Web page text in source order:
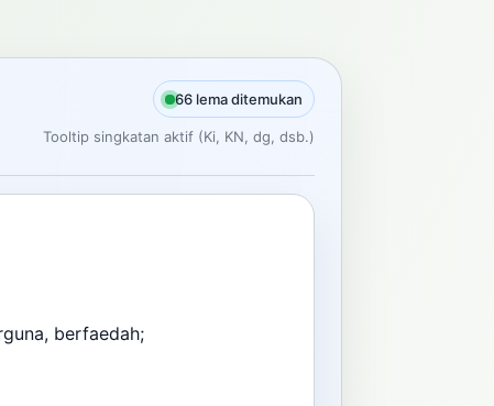
kata Jawa
66 lema ditemukan
Tooltip singkatan aktif (Ki, KN, dg, dsb.)
berfaedah;